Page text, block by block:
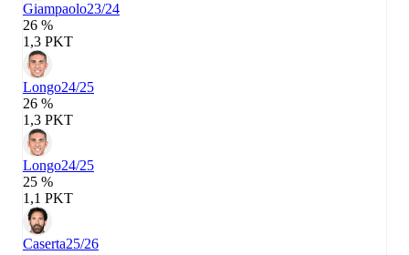
Giampaolo23/24
26 %
1,3 PKT
Longo24/25
26 %
1,3 PKT
Longo24/25
25 %
1,1 PKT
Caserta25/26